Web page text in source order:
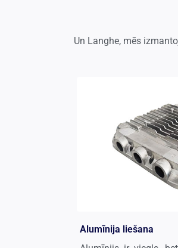
Un Langhe, mēs
Alumīnija liešana